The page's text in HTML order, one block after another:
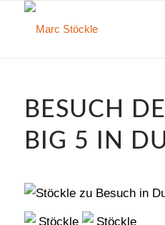
BESUCH
BIG 5 IN